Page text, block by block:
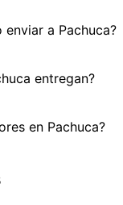
a Pachuca?
entregan?
en Pachuca?